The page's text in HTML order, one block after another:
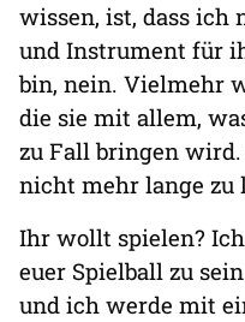
wissen, ist, dass ich
und Instrument für
bin, nein. Vielmehr
die sie mit allem,
zu Fall bringen
nicht mehr lange zu
Ihr wollt spielen?
euer Spielball zu
und ich werde mit